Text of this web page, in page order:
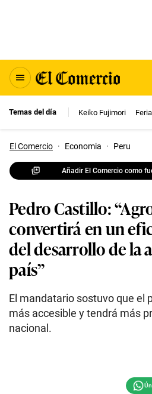
Temas del día Keiko Fujimori
El Comercio · Economia · Peru
Añadir El Comercio como
Pedro Castillo:
convertirá en un
del desarrollo de la
país”
El mandatario sostuvo que el
más accesible y tendrá más
nacional.